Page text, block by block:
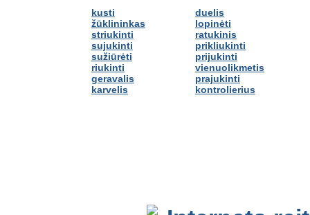
kusti
žūklininkas
striukinti
sujukinti
sužiūrėti
riukinti
geravalis
karvelis
duelis
lopinėti
ratukinis
prikliukinti
prijukinti
vienuolikmetis
prajukinti
kontrolierius